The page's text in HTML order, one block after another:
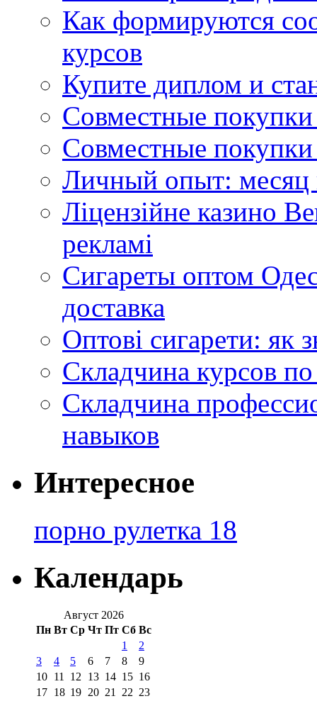
Как формируются
курсов
Купите диплом и
Совместные
Совместные покупки
Личный опыт: месяц
Ліцензійне казино
рекламі
Сигареты оптом
доставка
Оптові сигарети: як
Складчина курсов
Складчина
навыков
Интересное
порно рулетка 18
Календарь
Август 2026
Пн Вт Ср Чт Пт Сб Вс
1
2
3
4 5 6 7 8
9
10 11 12 13 14 15 16
17 18 19 20 21 22 23